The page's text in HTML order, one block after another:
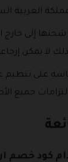
العربية
شحنها إلى خارج
لا يمكن
على تنظيم
جميع
كود خصم